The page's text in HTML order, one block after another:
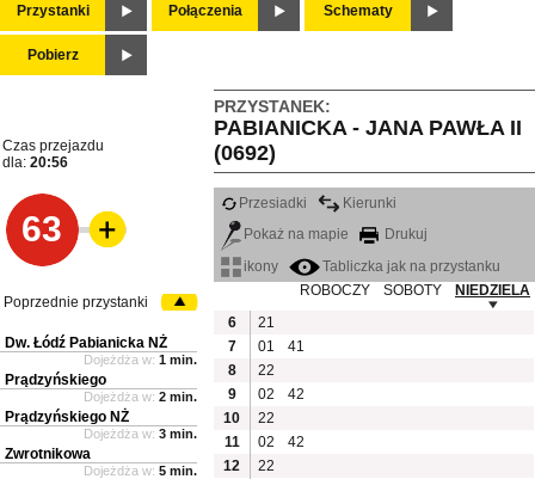
Przystanki Połączenia Schematy
Pobierz
PRZYSTANEK:
PABIANICKA - JANA PAWŁA II
(0692)
Czas przejazdu
dla: 20:56
63
Przesiadki
Kierunki
Pokaż na mapie
Drukuj
ikony
Tabliczka jak na przystanku
ROBOCZY
SOBOTY
NIEDZIELA
6
21
7
01
41
8
22
9
02
42
10
22
11
02
42
12
22
Poprzednie przystanki
Dw. Łódź Pabianicka NŻ
Dojeżdża w: 1 min.
Prądzyńskiego
Dojeżdża w: 2 min.
Prądzyńskiego NŻ
Dojeżdża w: 3 min.
Zwrotnikowa
Dojeżdża w: 5 min.